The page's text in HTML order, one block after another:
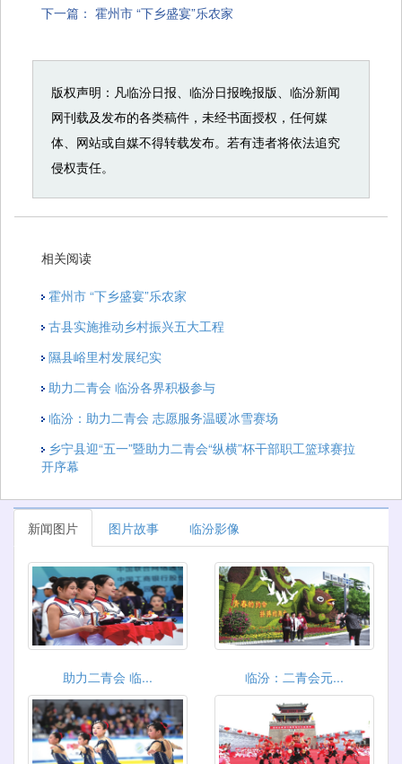
下一篇： 霍州市 “下乡盛宴”乐农家
版权声明：凡临汾日报、临汾日报晚报版、临汾新闻
网刊载及发布的各类稿件，未经书面授权，任何媒
体、网站或自媒不得转载发布。若有违者将依法追究
侵权责任。
相关阅读
霍州市 “下乡盛宴”乐农家
古县实施推动乡村振兴五大工程
隰县峪里村发展纪实
助力二青会 临汾各界积极参与
临汾：助力二青会 志愿服务温暖冰雪赛场
乡宁县迎“五一”暨助力二青会“纵横”杯干部职工篮球赛拉
开序幕
新闻图片 图片故事 临汾影像
助力二青会 临... 临汾：二青会元...